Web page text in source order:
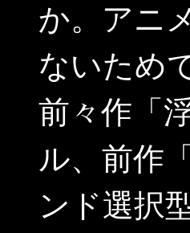
か。アニ
ないため
前々作「
ル、前作
ンド選択